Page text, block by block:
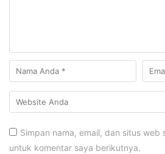
Simpan nama, email, dan situs
untuk komentar saya berikutnya.